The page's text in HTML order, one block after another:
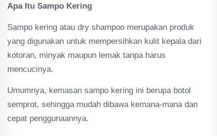
Apa Itu Sampo Kering
Sampo kering atau dry shampoo merupakan produk
yang digunakan untuk mempersihkan kulit kepala dari
kotoran, minyak maupun lemak tanpa harus
mencucinya.
Umumnya, kemasan sampo kering ini berupa botol
semprot, sehingga mudah dibawa kemana-mana dan
cepat penggunaannya.